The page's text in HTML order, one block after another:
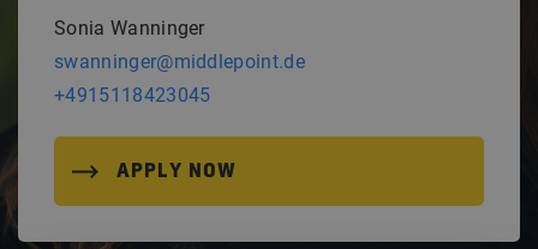
Sonia Wanninger
swanninger@middlepoint.de
+4915118423045
APPLY NOW